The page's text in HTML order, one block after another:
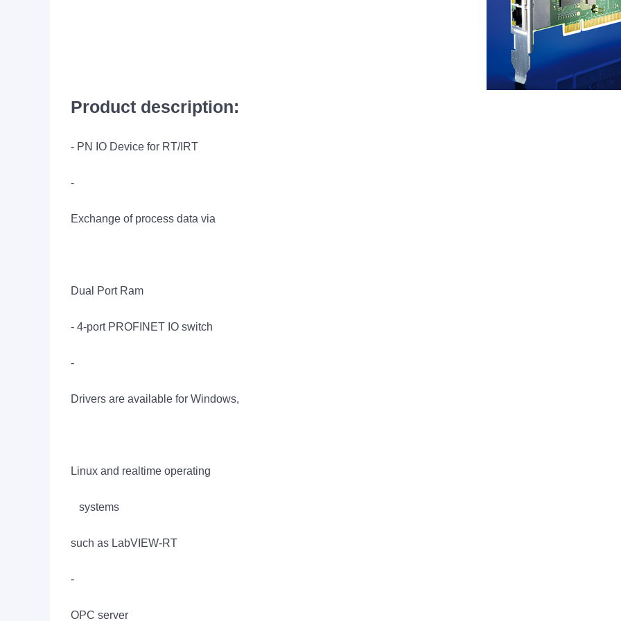
Product description:
- PN IO Device for RT/IRT
-
Exchange of process data via
Dual Port Ram
- 4-port PROFINET IO switch
-
Drivers are available for Windows,
Linux and realtime operating
systems
such as LabVIEW-RT
-
OPC server